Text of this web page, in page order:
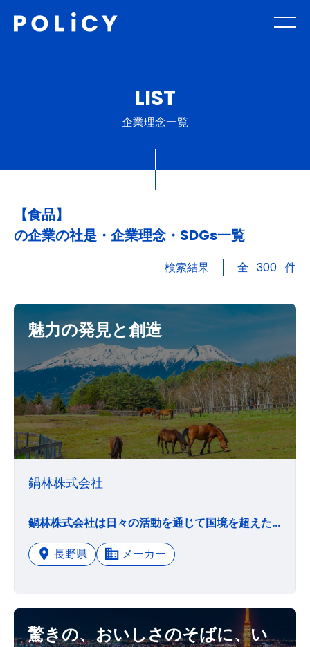
LIST
企業理念一覧
【食品】
の企業の社是・企業理念・SDGs一覧
検索結果 全 300 件
魅力の発見と創造
鍋林株式会社
鍋林株式会社は日々の活動を通じて国境を超えた地域社会の繁栄のために積極的な役割を果たし人々の幸せを創造していく その実現のために構成員一人ひとりが正しい判断と行動を基本として自己研磨を積み価値ある存在になろう
長野県
メーカー
驚きの、おいしさのそばに、い